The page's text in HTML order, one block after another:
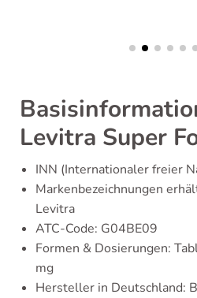
Levitra Super
INN (Internationaler freier
Markenbezeichnungen
Levitra
ATC-Code: G04BE09
Formen & Dosierungen:
mg
Hersteller in Deutschland: